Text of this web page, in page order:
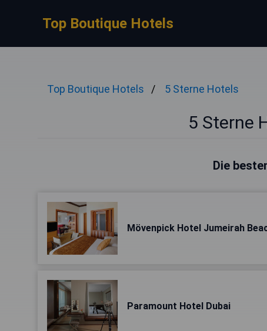
Top Boutique Hotels
Top Boutique Hotels 5 Sterne Hotels
5 Sterne
Die
Mövenpick Hotel Jumeirah
Paramount Hotel Dubai